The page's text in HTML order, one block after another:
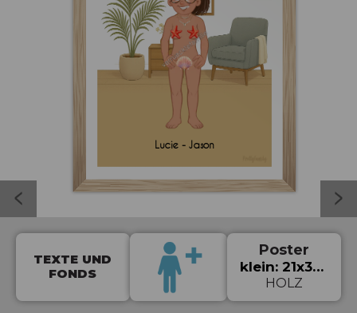
Lucie - Jason
TEXTE UND
FONDS
HOLZ
Poster
klein: 21x30cm